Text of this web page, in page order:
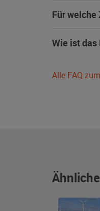
Für
Wie ist das
Alle FAQ